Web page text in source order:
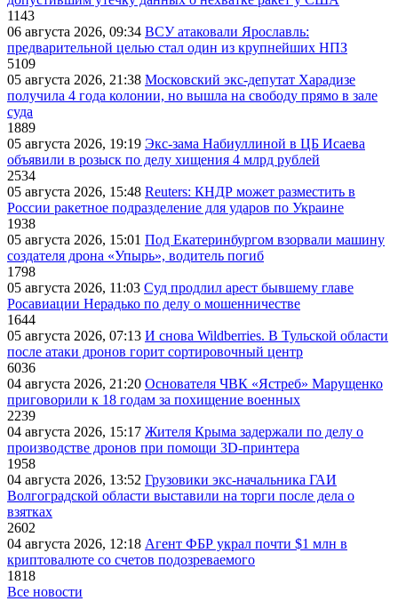
1143
06 августа 2026, 09:34 ВСУ атаковали Ярославль:
предварительной целью стал один из крупнейших НПЗ
5109
05 августа 2026, 21:38 Московский экс-депутат Харадизе
получила 4 года колонии, но вышла на свободу прямо в зале
суда
1889
05 августа 2026, 19:19 Экс-зама Набиуллиной в ЦБ Исаева
объявили в розыск по делу хищения 4 млрд рублей
2534
05 августа 2026, 15:48 Reuters: КНДР может разместить в
России ракетное подразделение для ударов по Украине
1938
05 августа 2026, 15:01 Под Екатеринбургом взорвали машину
создателя дрона «Упырь», водитель погиб
1798
05 августа 2026, 11:03 Суд продлил арест бывшему главе
Росавиации Нерадько по делу о мошенничестве
1644
05 августа 2026, 07:13 И снова Wildberries. В Тульской области
после атаки дронов горит сортировочный центр
6036
04 августа 2026, 21:20 Основателя ЧВК «Ястреб» Марущенко
приговорили к 18 годам за похищение военных
2239
04 августа 2026, 15:17 Жителя Крыма задержали по делу о
производстве дронов при помощи 3D‑принтера
1958
04 августа 2026, 13:52 Грузовики экс-начальника ГАИ
Волгоградской области выставили на торги после дела о
взятках
2602
04 августа 2026, 12:18 Агент ФБР украл почти $1 млн в
криптовалюте со счетов подозреваемого
1818
Все новости